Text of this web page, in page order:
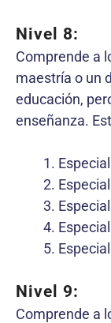
Nivel 8:
Comprende a
maestría o un
educación,
enseñanza.
Nivel 9:
Comprende a